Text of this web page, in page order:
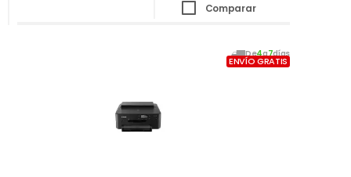
Comparar
De4a7días
ENVÍO GRATIS